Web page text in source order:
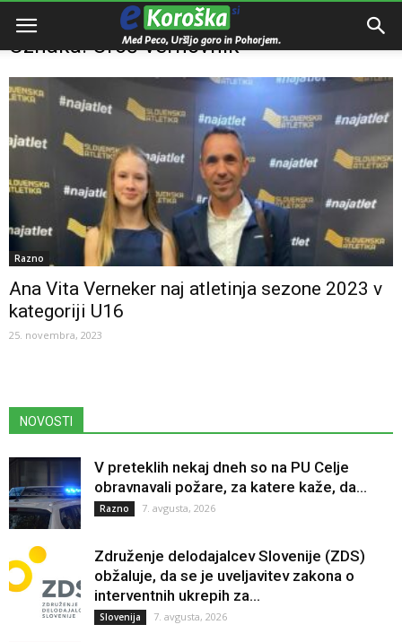
Domov Uroš Verhovnik
Oznaka: Uroš Verhovnik
Razno
Ana Vita Verneker naj atletinja sezone 2023 v
kategoriji U16
25. novembra, 2023
NOVOSTI
V preteklih nekaj dneh so na PU Celje
obravnavali požare, za katere kaže, da...
Razno 7. avgusta, 2026
Združenje delodajalcev Slovenije (ZDS)
obžaluje, da se je uveljavitev zakona o
interventnih ukrepih za...
Slovenija 7. avgusta, 2026